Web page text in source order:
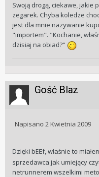
Swoją drogą, ciekawe, jakie
zegarek. Chyba koledze
jest dla mnie nazywanie
"importem". "Kochanie,
dzisiaj na obiad?"
Gość Blaz
Napisano 2 Kwietnia 2009
Dzięki bEEf, właśnie to
sprzedawca jak umiejący
netrunnerem wszelkimi